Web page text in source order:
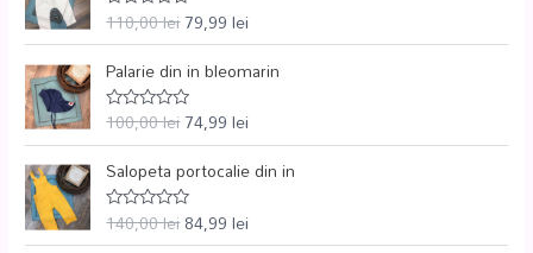
E
a
l
u
a
l
a
d
i
n
5
110,00lei79,99lei
Palarie din in bleomarin
E
a
l
u
a
l
a
100,00lei74,99lei
Salopeta portocalie din in
E
140,00lei84,99lei